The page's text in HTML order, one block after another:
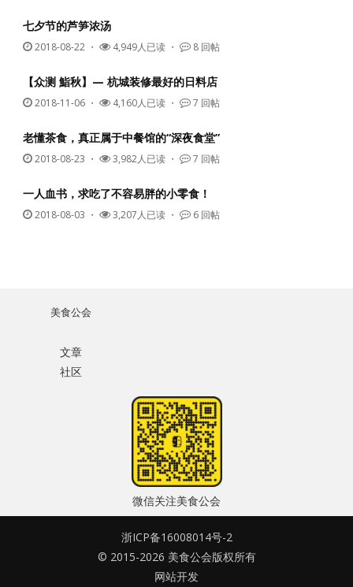
七夕节的芦笋浓汤
2018-08-22 ・ 4,949人已读 ・ 8 回帖
【众测 鮨秋】— 杭城装修最好的日料店
2018-11-06 ・ 4,160人已读 ・ 7 回帖
老懂茶食，真正属于中餐馆的“深夜食堂”
2018-08-23 ・ 3,982人已读 ・ 7 回帖
一人血书，求吃了不容易胖的小零食！
2018-08-03 ・ 3,207人已读 ・ 6 回帖
美食公会
文章
社区
微信关注美食公会
浙ICP备16008014号-2
© 2015-2026 美食公会版权所有
网站开发